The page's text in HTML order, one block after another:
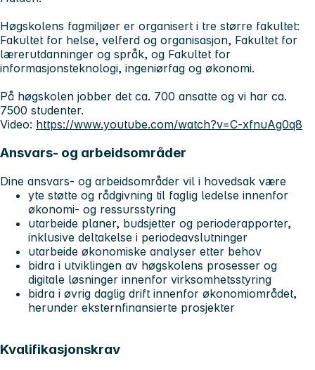
Høgskolens fagmiljøer er organisert i tre større fakultet:
Fakultet for helse, velferd og organisasjon, Fakultet for
lærerutdanninger og språk, og Fakultet for
informasjonsteknologi, ingeniørfag og økonomi.
På høgskolen jobber det ca. 700 ansatte og vi har ca.
7500 studenter.
Video: https://www.youtube.com/watch?v=C-xfnuAg0q8
Ansvars- og arbeidsområder
Dine ansvars- og arbeidsområder vil i hovedsak være
yte støtte og rådgivning til faglig ledelse innenfor
økonomi- og ressursstyring
utarbeide planer, budsjetter og perioderapporter,
inklusive deltakelse i periodeavslutninger
utarbeide økonomiske analyser etter behov
bidra i utviklingen av høgskolens prosesser og
digitale løsninger innenfor virksomhetsstyring
bidra i øvrig daglig drift innenfor økonomiområdet,
herunder eksternfinansierte prosjekter
Kvalifikasjonskrav